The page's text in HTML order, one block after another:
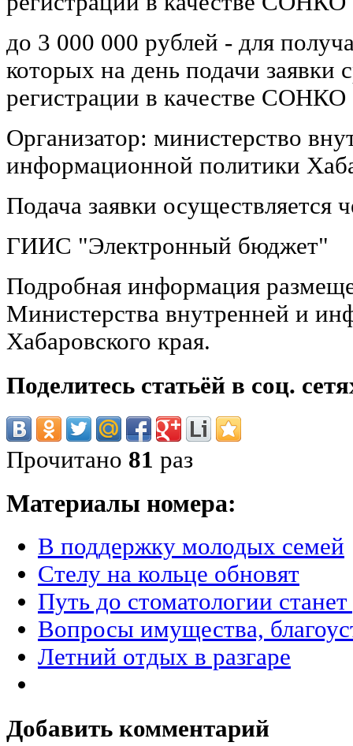
до 3 000 000 рублей - для
которых на день подачи заявки
регистрации в качестве СОНКО
Организатор: министерство
информационной политики
Подача заявки осуществляется
ГИИС "Электронный бюджет"
Подробная информация
Министерства внутренней и
Хабаровского края.
Поделитесь статьёй в соц.
Прочитано 81 раз
Материалы номера:
В поддержку молодых семей
Стелу на кольце обновят
Путь до стоматологии
Вопросы имущества,
Летний отдых в разгаре
Добавить комментарий